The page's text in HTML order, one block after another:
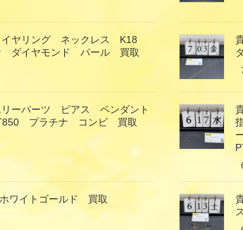
ヤリング ネックレス K18
ダイヤモンド パール 買取
ーパーツ ピアス ペンダント
プラチナ コンビ 買取
ワイトゴールド 買取